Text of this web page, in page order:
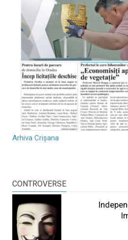
Arhiva Crișana
CONTROVERSE